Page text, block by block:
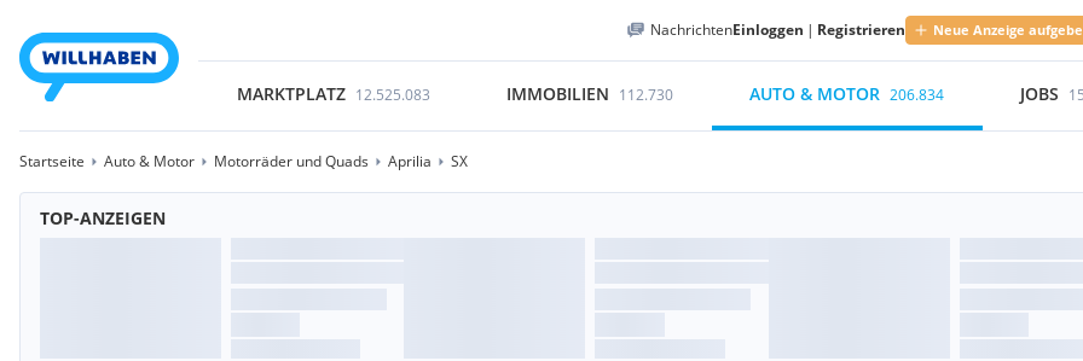
NachrichtenEinloggen | Registrieren Neue Anzeige
MARKTPLATZ 12.525.083 IMMOBILIEN 112.730 AUTO & MOTOR 206.834 JOBS
Startseite Auto & Motor Motorräder und Quads Aprilia SX
TOP-ANZEIGEN